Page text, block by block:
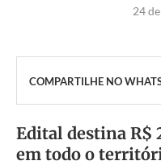
24
COMPARTILHE NO
Edital destina R$
em todo o